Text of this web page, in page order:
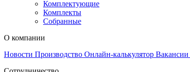
Комплектующие
Комплекты
Собранные
О компании
Новости Производство Онлайн-калькулятор Вакансии